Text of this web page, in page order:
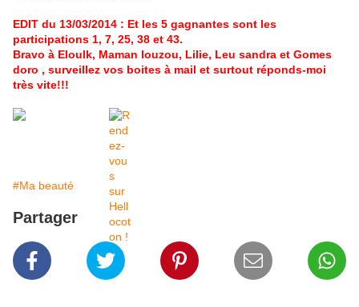
EDIT du 13/03/2014 : Et les 5 gagnantes sont les
participations 1, 7, 25, 38 et 43.
Bravo à Eloulk, Maman louzou, Lilie, Leu sandra et Gomes
doro , surveillez vos boites à mail et surtout réponds-moi
très vite!!!
#Ma beauté
Partager